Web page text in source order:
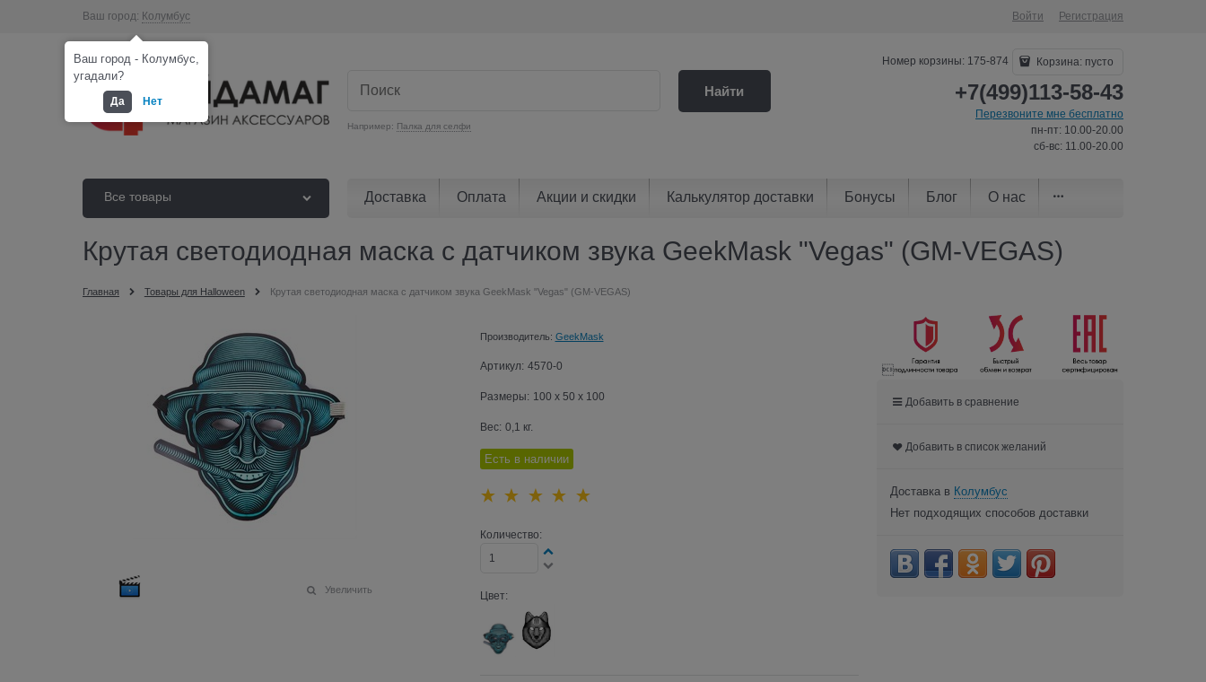
Ваш город: Колумбус Войти Регистрация
Например: Палка для селфи
Найти
Номер корзины: 175-874 Корзина: пусто
+7(499)113-58-43
Перезвоните мне бесплатно
пн-пт: 10.00-20.00
сб-вс: 11.00-20.00
Все товары Доставка Оплата Акции и скидки Калькулятор доставки Бонусы Блог О нас
Крутая светодиодная маска с датчиком звука GeekMask "Vegas" (GM-VEGAS)
Главная Товары для Halloween Крутая светодиодная маска с датчиком звука GeekMask "Vegas" (GM-VEGAS)
Увеличить
Производитель: GeekMask
Артикул: 4570-0
Размеры: 100 x 50 x 100
Вес: 0,1 кг.
Есть в наличии
Количество:
Цвет:

Добавить в сравнение
Добавить в список желаний
Доставка в Колумбус
Нет подходящих способов доставки
Ваш город - Колумбус,
угадали?
Да Нет